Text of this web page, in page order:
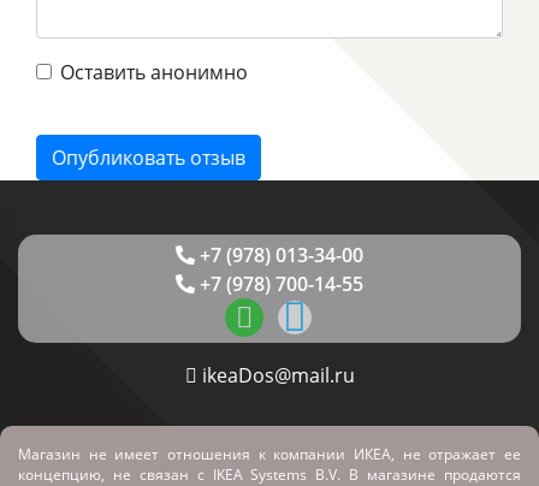
Оставить анонимно
+7 (978) 013-34-00
+7 (978) 700-14-55
ikeaDos@mail.ru
Магазин не имеет отношения к компании ИКЕА, не отражает ее
концепцию, не связан с IKEA Systems B.V. В магазине продаются